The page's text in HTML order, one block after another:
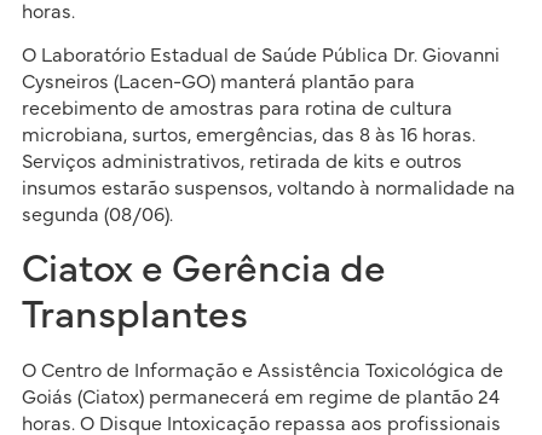
horas.
O Laboratório Estadual de Saúde Pública Dr. Giovanni
Cysneiros (Lacen-GO) manterá plantão para
recebimento de amostras para rotina de cultura
microbiana, surtos, emergências, das 8 às 16 horas.
Serviços administrativos, retirada de kits e outros
insumos estarão suspensos, voltando à normalidade na
segunda (08/06).
Ciatox e Gerência de
Transplantes
O Centro de Informação e Assistência Toxicológica de
Goiás (Ciatox) permanecerá em regime de plantão 24
horas. O Disque Intoxicação repassa aos profissionais